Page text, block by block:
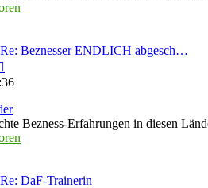
Re: Beznesser ENDLICH abgesch…
Beitrag
Bezness-Erfahrungen in diesen
Re: DaF-Trainerin